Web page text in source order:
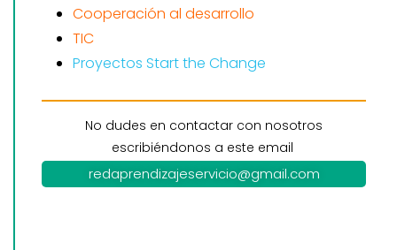
Cooperación al desarrollo
TIC
Proyectos Start the Change
No dudes en contactar con nosotros
escribiéndonos a este email
redaprendizajeservicio@gmail.com